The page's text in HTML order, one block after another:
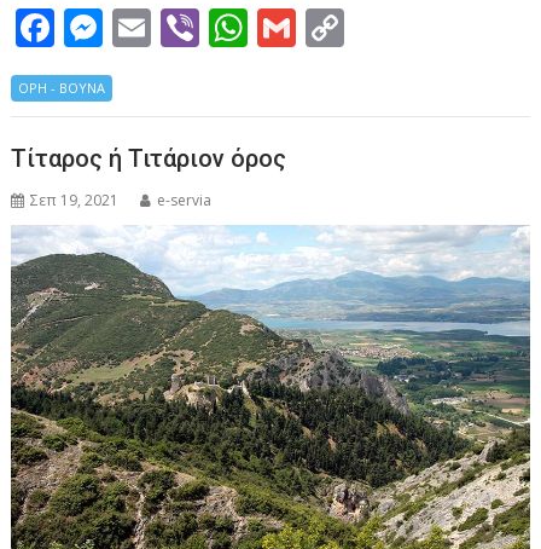
F
ac
e
b
o
o
k
M
e
ss
e
n
g
er
E
ai
l
Vi
er
W
at
s
A
p
p
G
ai p
n
k
ΟΡΗ - ΒΟΥΝΑ
Τίταρος ή Τιτάριον όρος
Σεπ 19, 2021 e-servia